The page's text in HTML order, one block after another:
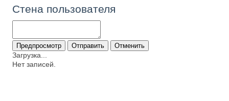
Стена пользователя
Загрузка...
Нет записей.